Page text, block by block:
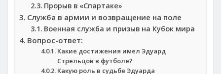
Прорыв в «Спартаке»
Служба в армии и возвращение на поле
Военная служба и призыв на Кубок мира
Вопрос-ответ:
Какие достижения имел Эдуард
Стрельцов в футболе?
Какую роль в судьбе Эдуарда